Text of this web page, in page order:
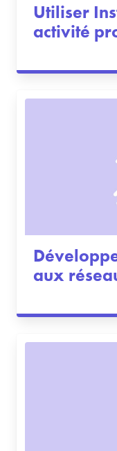
Utiliser
activité
aux